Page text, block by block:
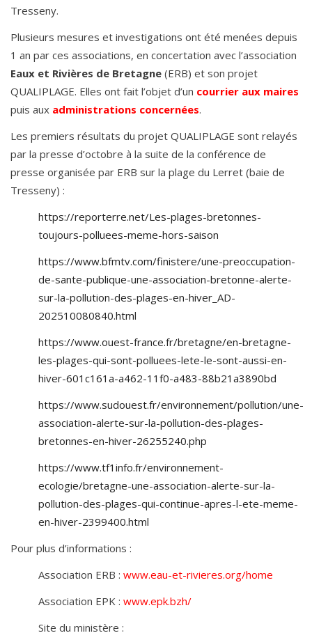
Tresseny.
Plusieurs mesures et investigations ont été menées depuis
1 an par ces associations, en concertation avec l’association
Eaux et Rivières de Bretagne (ERB) et son projet
QUALIPLAGE. Elles ont fait l’objet d’un courrier aux maires
puis aux administrations concernées.
Les premiers résultats du projet QUALIPLAGE sont relayés
par la presse d’octobre à la suite de la conférence de
presse organisée par ERB sur la plage du Lerret (baie de
Tresseny) :
https://reporterre.net/Les-plages-bretonnes-
toujours-polluees-meme-hors-saison
https://www.bfmtv.com/finistere/une-preoccupation-
de-sante-publique-une-association-bretonne-alerte-
sur-la-pollution-des-plages-en-hiver_AD-
202510080840.html
https://www.ouest-france.fr/bretagne/en-bretagne-
les-plages-qui-sont-polluees-lete-le-sont-aussi-en-
hiver-601c161a-a462-11f0-a483-88b21a3890bd
https://www.sudouest.fr/environnement/pollution/une-
association-alerte-sur-la-pollution-des-plages-
bretonnes-en-hiver-26255240.php
https://www.tf1info.fr/environnement-
ecologie/bretagne-une-association-alerte-sur-la-
pollution-des-plages-qui-continue-apres-l-ete-meme-
en-hiver-2399400.html
Pour plus d’informations :
Association ERB : www.eau-et-rivieres.org/home
Association EPK : www.epk.bzh/
Site du ministère :